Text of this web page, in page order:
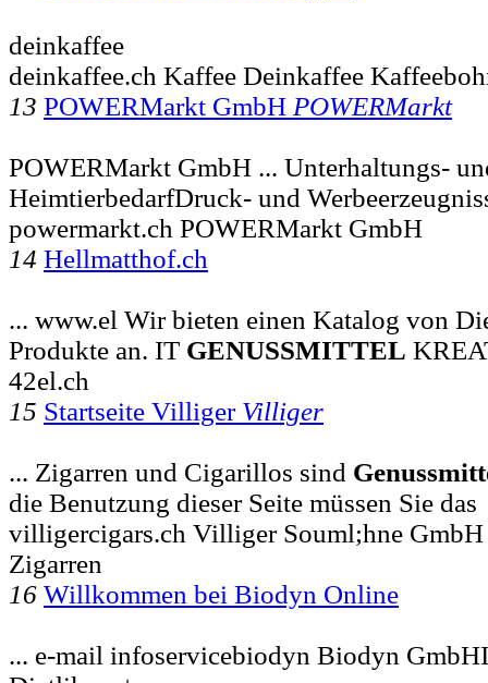
deinkaffee
deinkaffee.ch Kaffee Deinkaffee
13 POWERMarkt GmbH POWERMarkt
POWERMarkt GmbH ... Unterhaltungs-
HeimtierbedarfDruck- und
powermarkt.ch POWERMarkt GmbH
14 Hellmatthof.ch
... www.el Wir bieten einen Katalog von
Produkte an. IT GENUSSMITTEL
42el.ch
15 Startseite Villiger Villiger
... Zigarren und Cigarillos sind
die Benutzung dieser Seite müssen Sie das
villigercigars.ch Villiger Souml;hne
Zigarren
16 Willkommen bei Biodyn Online
... e-mail infoservicebiodyn Biodyn